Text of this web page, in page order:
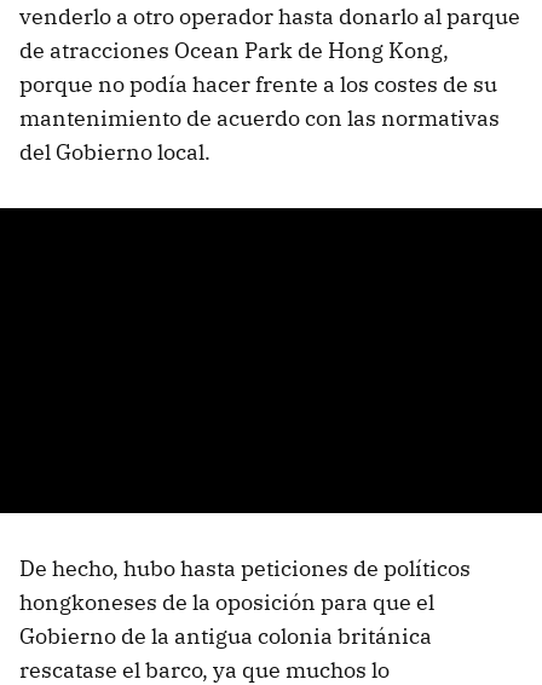
venderlo a otro operador hasta donarlo al parque
de atracciones Ocean Park de Hong Kong,
porque no podía hacer frente a los costes de su
mantenimiento de acuerdo con las normativas
del Gobierno local.
De hecho, hubo hasta peticiones de políticos
hongkoneses de la oposición para que el
Gobierno de la antigua colonia británica
rescatase el barco, ya que muchos lo